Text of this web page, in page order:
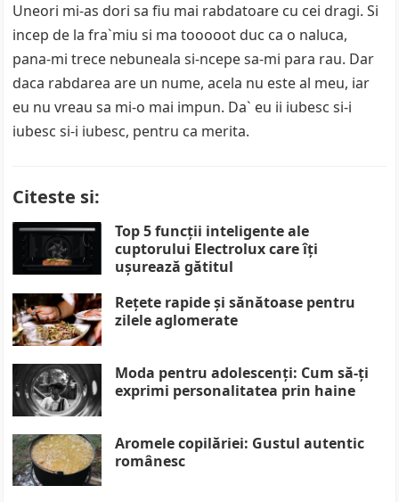
Uneori mi-as dori sa fiu mai rabdatoare cu cei dragi. Si
incep de la fra`miu si ma tooooot duc ca o naluca,
pana-mi trece nebuneala si-ncepe sa-mi para rau. Dar
daca rabdarea are un nume, acela nu este al meu, iar
eu nu vreau sa mi-o mai impun. Da` eu ii iubesc si-i
iubesc si-i iubesc, pentru ca merita.
Citeste si:
Top 5 funcții inteligente ale
cuptorului Electrolux care îți
ușurează gătitul
Rețete rapide și sănătoase pentru
zilele aglomerate
Moda pentru adolescenți: Cum să-ți
exprimi personalitatea prin haine
Aromele copilăriei: Gustul autentic
românesc